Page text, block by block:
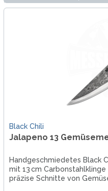
Black Chili
Jalapeno 13
Handgeschmiedetes Black
mit 13 cm
präzise Schnitte von